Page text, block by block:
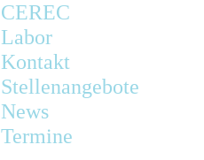
CEREC
Labor
Kontakt
Stellenangebote
News
Termine